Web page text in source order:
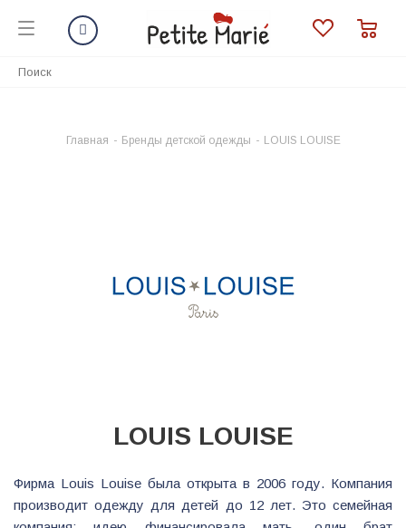
Главная - Бренды детской одежды - LOUIS LOUISE
LOUIS LOUISE
Фирма Louis Louise была открыта в 2006 году. Компания
производит одежду для детей до 12 лет. Это семейная